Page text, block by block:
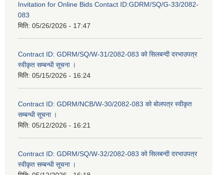
Invitation for Online Bids Contact ID:GDRM/SQ/G-33/2082-
083
मिति: 05/26/2026 - 17:47
Contract ID: GDRM/SQ/W-31/2082-083 को सिलबन्दी दरभाउपत्र
स्वीकृत सम्बन्धी सूचना ।
मिति: 05/15/2026 - 16:24
Contract ID: GDRM/NCB/W-30/2082-083 को बोलपत्र स्वीकृत
सम्बन्धी सूचना ।
मिति: 05/12/2026 - 16:21
Contract ID: GDRM/SQ/W-32/2082-083 को सिलबन्दी दरभाउपत्र
स्वीकृत सम्बन्धी सूचना ।